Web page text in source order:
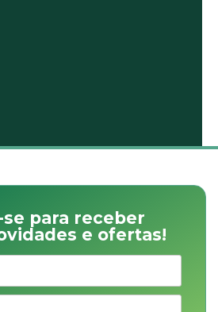
se para receber
e ofertas!